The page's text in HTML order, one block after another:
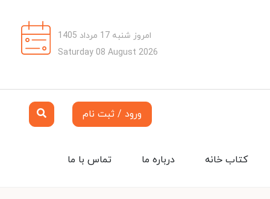
امروز شنبه 17 مرداد 1405
Saturday 08 August 2026
ورود / ثبت نام
تماس با ما درباره ما کتاب خانه